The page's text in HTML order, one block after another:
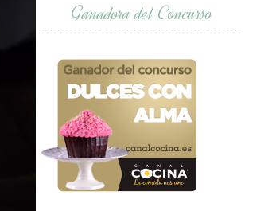
Ganadora del Concurso